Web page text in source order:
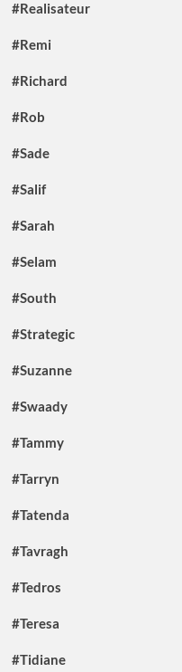
#Realisateur
#Remi
#Richard
#Rob
#Sade
#Salif
#Sarah
#Selam
#South
#Strategic
#Suzanne
#Swaady
#Tammy
#Tarryn
#Tatenda
#Tavragh
#Tedros
#Teresa
#Tidiane